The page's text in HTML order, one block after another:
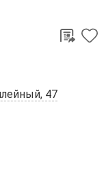
47